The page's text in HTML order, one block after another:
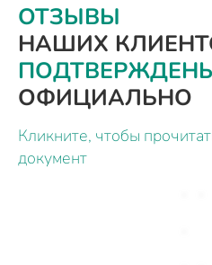
ОТЗЫВЫ
НАШИХ
ОФИЦИАЛЬНО
Кликните, чтобы
документ